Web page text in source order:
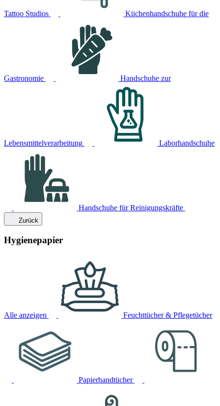
Tattoo Studios Küchenhandschuhe für die
Gastronomie Handschuhe zur
Lebensmittelverarbeitung Laborhandschuhe
Handschuhe für Reinigungskräfte
Zurück
Hygienepapier
Alle anzeigen Feuchttücher & Pflegetücher
Papierhandtücher